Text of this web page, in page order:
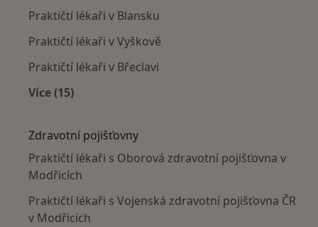
Praktičtí lékaři v Blansku
Praktičtí lékaři v Vyškově
Praktičtí lékaři v Břeclavi
Více (15)
Zdravotní pojišťovny
Praktičtí lékaři s Oborová zdravotní pojišťovna v
Modřicích
Praktičtí lékaři s Vojenská zdravotní pojišťovna ČR
v Modřicích